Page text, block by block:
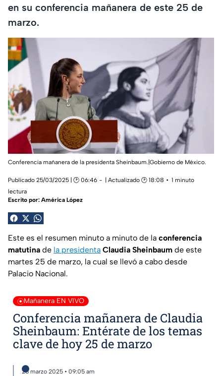
en su conferencia mañanera de este 25 de
marzo.
Conferencia mañanera de la presidenta Sheinbaum.|Gobierno de México.
Publicado 25/03/2025 | 🕑 06:46 | Actualizado 🕑 18:08
1 minuto
lectura
Escrito por: América López
Este es el resumen minuto a minuto de la conferencia
matutina de la presidenta Claudia Sheinbaum de este
martes 25 de marzo, la cual se llevó a cabo desde
Palacio Nacional.
Mañanera EN VIVO
Conferencia mañanera de Claudia
Sheinbaum: Entérate de los temas
clave de hoy 25 de marzo
25 marzo 2025 • 09:05 am